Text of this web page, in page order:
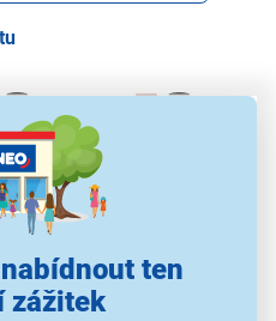
ten
zážitek
18mm
Kč
Aligator Remienok
249 Kč